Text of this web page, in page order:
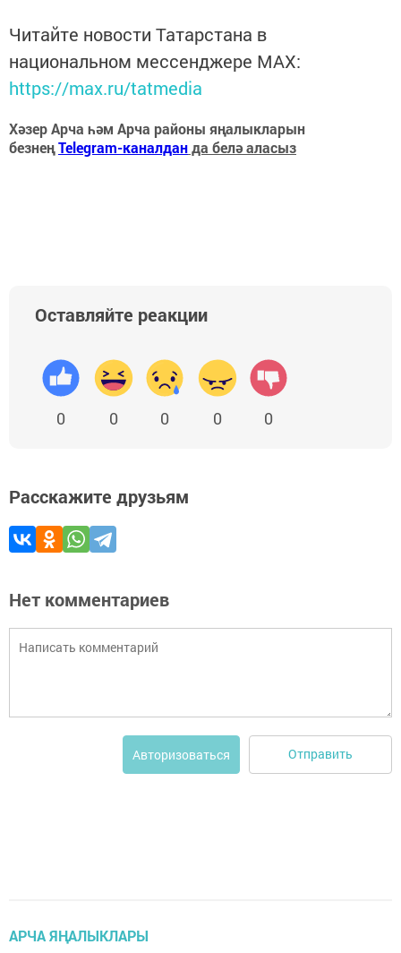
Читайте новости Татарстана в
национальном мессенджере MАХ:
https://max.ru/tatmedia
Хәзер Арча һәм Арча районы яңалыкларын
безнеңTelegram-каналданда белә аласыз
Оставляйте реакции
0 0 0 0 0
Расскажите друзьям
Нет комментариев
Авторизоваться Отправить
АРЧА ЯҢАЛЫКЛАРЫ